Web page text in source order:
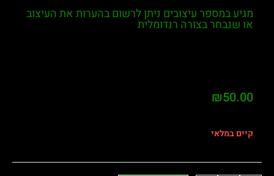
מגיע במספר עיצובים ניתן לרשום בהערות את העיצוב
או שנבחר בצורה רנדומלית
₪50.00
קיים במלאי